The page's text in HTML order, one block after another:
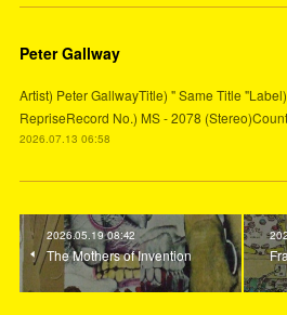
Peter Gallway
Artist) Peter GallwayTitle) " Same Title "Label)
RepriseRecord No.) MS - 2078
2026.07.13 06:58
2026.05.19 08:42
The Mothers of Invention